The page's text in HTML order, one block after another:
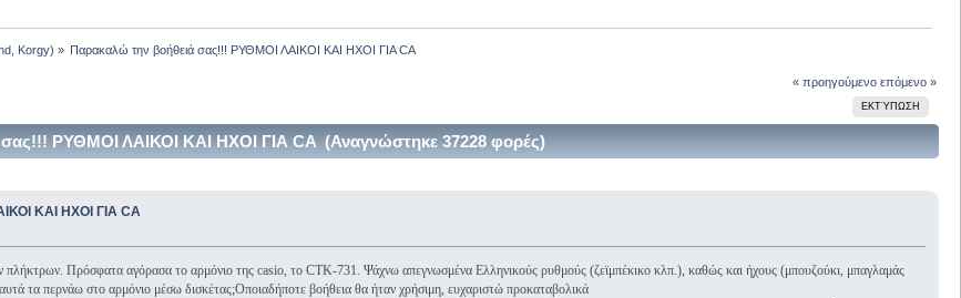
, Korgy) » Παρακαλώ την βοήθειά σας!!! ΡΥΘΜΟΙ ΛΑΙΚΟΙ ΚΑΙ ΗΧΟΙ ΓΙΑ CA
« προηγούμενο επόμενο »
ΕΚΤΎΠΩΣΗ
ΡΥΘΜΟΙ ΛΑΙΚΟΙ ΚΑΙ ΗΧΟΙ ΓΙΑ CA (Αναγνώστηκε 37228 φορές)
ΚΑΙ ΗΧΟΙ ΓΙΑ CA
πλήκτρων. Πρόσφατα αγόρασα το αρμόνιο της casio, το CTK-731. Ψάχνω απεγνωσμένα Ελληνικούς ρυθμούς (ζεϊμπέκικο κλπ.), καθώς και ήχους (μπουζούκι, μπαγλαμάς
τα περνάω στο αρμόνιο μέσω δισκέτας;Οποιαδήποτε βοήθεια θα ήταν χρήσιμη, ευχαριστώ προκαταβολικά